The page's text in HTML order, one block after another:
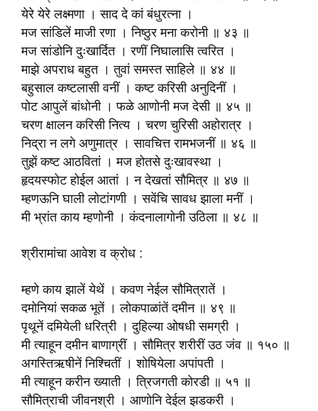
येरे येरे लक्ष्मणा । साद दे कां बंधुरत्‍ना ।
मज सांडिलें माजी रणा । निष्ठुर मना करोनी ॥ ४३ ॥
मज सांडोनि दुःखार्दित । रणीं निघालासि त्वरित ।
माझे अपराध बहुत । तुवां समस्त साहिले ॥ ४४ ॥
बहुसाल कष्टलासी वनीं । कष्ट करिसी अनुदिनीं ।
पोट आपुलें बांधोनी । फळे आणोनी मज देसी ॥ ४५ ॥
चरण क्षालन करिसी नित्य । चरण चुरिसी अहोरात्र ।
निद्रा न लगे अणुमात्र । सावचित्त रामभजनीं ॥ ४६ ॥
तुझें कष्ट आठवितां । मज होतसे दुःखावस्था ।
हृदयस्फोट होईल आतां । न देखतां सौ‍मित्र ॥ ४७ ॥
म्हणऊनि घाली लोटांगणी । सवेंचि सावध झाला मनीं ।
मी भ्रांत काय म्हणोनी । कंदनालागोनी उठिला ॥ ४८ ॥
श्रीरामांचा आवेश व क्रोध :
म्हणे काय झालें येथें । कवण नेईल सौ‍मित्रातें ।
दमोनियां सकळ भूतें । लोकपाळांतें दमीन ॥ ४९ ॥
पृथूनें दमियेली धरित्री । दुहिल्या ओषधी समग्री ।
मी त्याहून दमीन बाणाग्रीं । सौ‍मित्र शरीरीं उठ जंव ॥ १५० ॥
अगस्तिऋषीनें निश्चितीं । शोषियेला अपांपती ।
मी त्याहून करीन ख्याती । त्रिजगती कोरडी ॥ ५१ ॥
सौ‍मित्राची जीवनश्री । आणोनि देईल झडकरी ।